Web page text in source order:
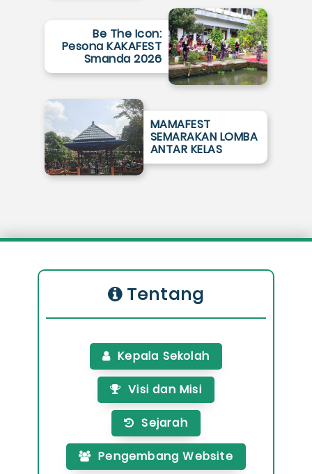
Be The Icon:
Pesona KAKAFEST
Smanda 2026
MAMAFEST
SEMARAKAN LOMBA
ANTAR KELAS
Tentang
Kepala Sekolah
Visi dan Misi
Sejarah
Pengembang Website